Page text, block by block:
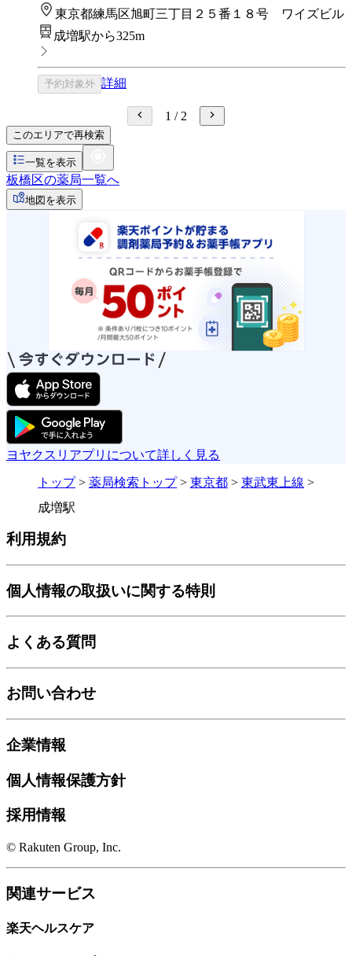
東京都練馬区旭町三丁目２５番１８号 ワイズビル
成増駅から325m
予約対象外 詳細
1 / 2
このエリアで再検索
一覧を表示
板橋区の薬局一覧へ
地図を表示
ヨヤクスリアプリについて詳しく見る
トップ> 薬局検索トップ> 東京都 > 東武東上線 >
成増駅
利用規約
個人情報の取扱いに関する特則
よくある質問
お問い合わせ
企業情報
個人情報保護方針
採用情報
© Rakuten Group, Inc.
関連サービス
楽天ヘルスケア